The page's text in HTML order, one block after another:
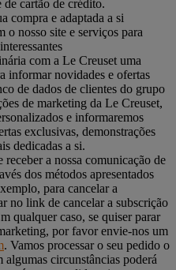
de cartão de crédito.
compra e adaptada a si
o nosso site e serviços para
com a Le Creuset uma
informar novidades e ofertas
de dados de clientes do grupo
de marketing da Le Creuset,
e informaremos
exclusivas, demonstrações
dedicadas a si.
a nossa comunicação de
dos métodos apresentados
para cancelar a
no link de cancelar a subscrição
qualquer caso, se quiser parar
por favor envie-nos um
. Vamos processar o seu pedido o
algumas circunstâncias poderá